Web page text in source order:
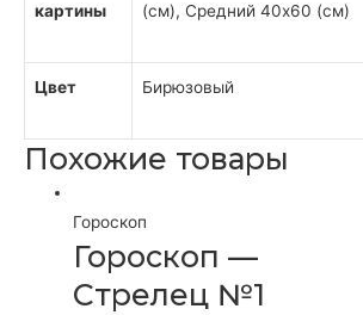
картины
(см), Средний 40х60 (см)
Цвет Бирюзовый
Похожие товары
Гороскоп
Гороскоп —
Стрелец №1